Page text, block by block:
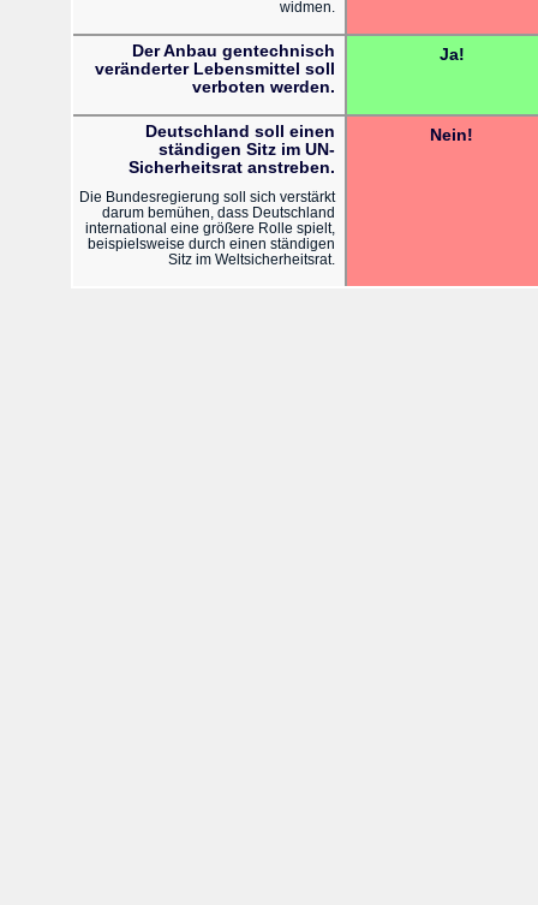
widmen.
Der Anbau gentechnisch
veränderter Lebensmittel soll
verboten werden.
Ja!
Deutschland soll einen
ständigen Sitz im UN-
Sicherheitsrat anstreben.
Die Bundesregierung soll sich verstärkt
darum bemühen, dass Deutschland
international eine größere Rolle spielt,
beispielsweise durch einen ständigen
Sitz im Weltsicherheitsrat.
Nein!